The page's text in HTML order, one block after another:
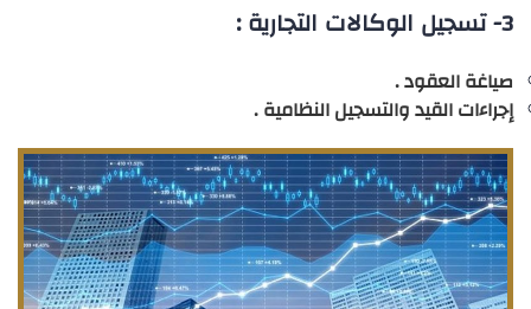
3- تسجيل الوكالات التجارية :
صياغة العقود .
إجراءات القيد والتسجيل النظامية .